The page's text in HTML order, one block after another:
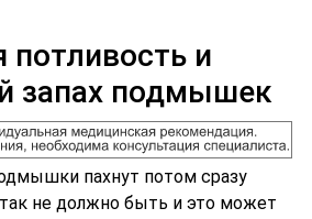
потливость и
запах подмышек
пахнут потом сразу
не должно быть и это может